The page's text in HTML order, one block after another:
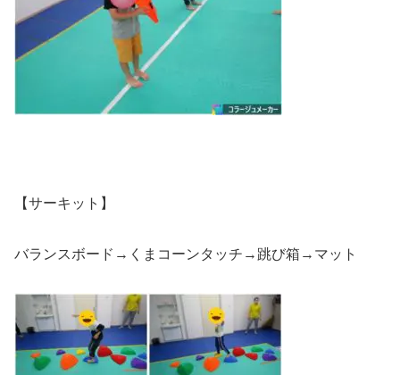
【サーキット】
バランスボード→くまコーンタッチ→跳び箱→マット